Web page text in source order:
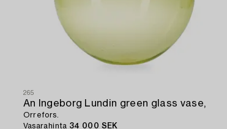
265
An Ingeborg Lundin green glass vase,
Orrefors.
Vasarahinta 34 000 SEK